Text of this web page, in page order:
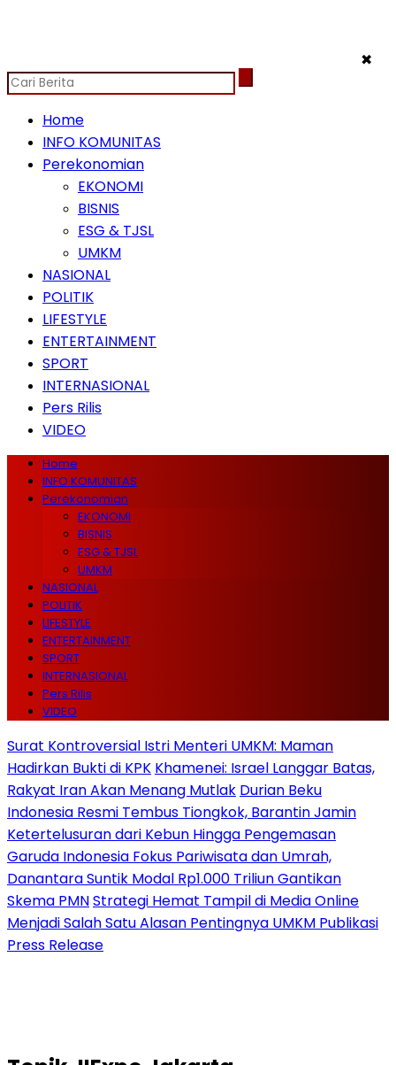
✖
Home
INFO KOMUNITAS
Perekonomian
EKONOMI
BISNIS
ESG & TJSL
UMKM
NASIONAL
POLITIK
LIFESTYLE
ENTERTAINMENT
SPORT
INTERNASIONAL
Pers Rilis
VIDEO
Home
INFO KOMUNITAS
Perekonomian
EKONOMI
BISNIS
ESG & TJSL
UMKM
NASIONAL
POLITIK
LIFESTYLE
ENTERTAINMENT
SPORT
INTERNASIONAL
Pers Rilis
VIDEO
Surat Kontroversial Istri Menteri UMKM: Maman
Hadirkan Bukti di KPK Khamenei: Israel Langgar Batas,
Rakyat Iran Akan Menang Mutlak Durian Beku
Indonesia Resmi Tembus Tiongkok, Barantin Jamin
Ketertelusuran dari Kebun Hingga Pengemasan
Garuda Indonesia Fokus Pariwisata dan Umrah,
Danantara Suntik Modal Rp1.000 Triliun Gantikan
Skema PMNStrategi Hemat Tampil di Media Online
Menjadi Salah Satu Alasan Pentingnya UMKM Publikasi
Press Release